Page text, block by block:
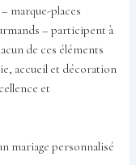
marque-places
– participent à
de ces éléments
accueil et décoration
et
mariage personnalisé